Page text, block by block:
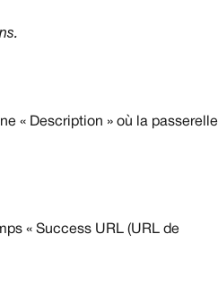
« Description » où la passerelle
« Success URL (URL de